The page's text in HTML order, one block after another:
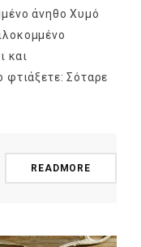
άνηθο Χυμό
και
Σόταρε
READMORE